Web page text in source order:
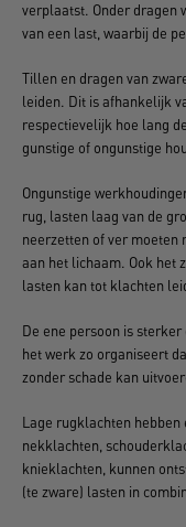
verplaatst. Onder dragen
van een last, waarbij de
Tillen en dragen van
leiden. Dit is afhankelijk
respectievelijk hoe lang
gunstige of ongunstige
Ongunstige
rug, lasten laag van de
neerzetten of ver moeten
aan het lichaam. Ook het
lasten kan tot klachten
De ene persoon is
het werk zo organiseert
zonder schade kan
Lage rugklachten
nekklachten,
knieklachten, kunnen
(te zware) lasten in